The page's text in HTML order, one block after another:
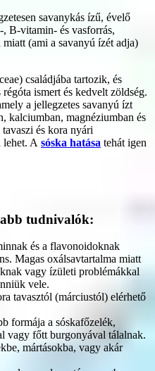
savanykás ízű, évelő
B-vitamin- és vasforrás,
(ami a savanyú ízét adja)
családjába tartozik, és
ismert és kedvelt zöldség.
a jellegzetes savanyú ízt
kalciumban, magnéziumban és
és kora nyári
A sóska hatása tehát igen
tudnivalók:
és a flavonoidoknak
Magas oxálsavtartalma miatt
vagy ízületi problémákkal
vele.
tavasztól (márciustól) elérhető
formája a sóskafőzelék,
vagy főtt burgonyával tálalnak.
mártásokba, vagy akár